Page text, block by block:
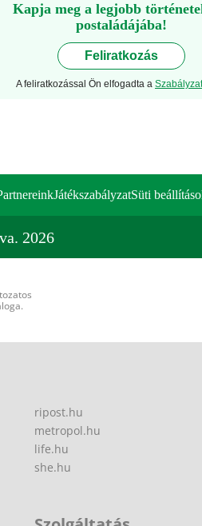
Kapja meg a legjobb
postaládájába!
Feliratkozás
A feliratkozással Ön elfogadta a
JátékszabályzatSüti
2026
ripost.hu
metropol.hu
life.hu
she.hu